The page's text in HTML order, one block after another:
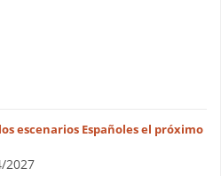
escenarios Españoles el próximo
2027